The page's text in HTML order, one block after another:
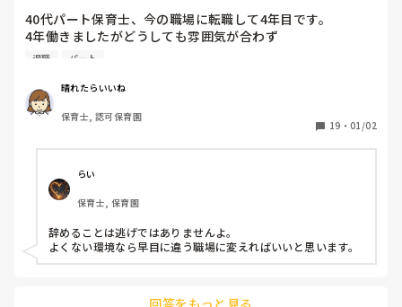
上の人間は、こうやって声を上げないと気づかないというか、
こちらが多少の無理をして成立させていることを「出来てるじ
だからもう物理的に「出来ません」を突きつけていかなきゃい
な存在なんて仕事上、あってはいけないんです。
助けてほしい、じゃないです。「出来ません」です。へりくだ
まーちゃんさんの優しさに今まで周囲がつけ込みすぎたんだと
少し勇気が要るかもしれませんが、潰れる前に勇気出して戦い
ませんか。少なくとも私は戦ったことで少し楽になれました。
40代パート保育士、今の職場に転職して4年目です。
4年働きましたがどうしても雰囲気が合わず
退職しようと思っています。
周りの職員は、勤続10年以上から何十年という先生がほとん
どです。
保護者子どもの愚痴悪口が多く、
今で言う不適切保育も
仕方ないよね
もう何も言わずに
子どもの言いなりになればいいんだね
などいう意見で…
上の先生に相談することは難しそうです。
退職 パート
晴れたらいいね
保育士, 認可保育園
19 ・ 01/02
らい
保育士, 保育園
辞めることは逃げではありませんよ。
よくない環境なら早目に違う職場に変えればいいと思います。
回答をもっと見る